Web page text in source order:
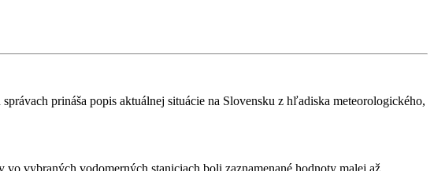
prináša popis aktuálnej situácie na Slovensku z hľadiska meteorologického,
vybraných vodomerných staniciach boli zaznamenané hodnoty malej až